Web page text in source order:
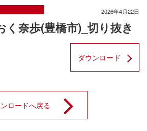
2026年4月22日
く奈歩(豊橋市)_切り抜き
ダウンロード
ロードへ戻る